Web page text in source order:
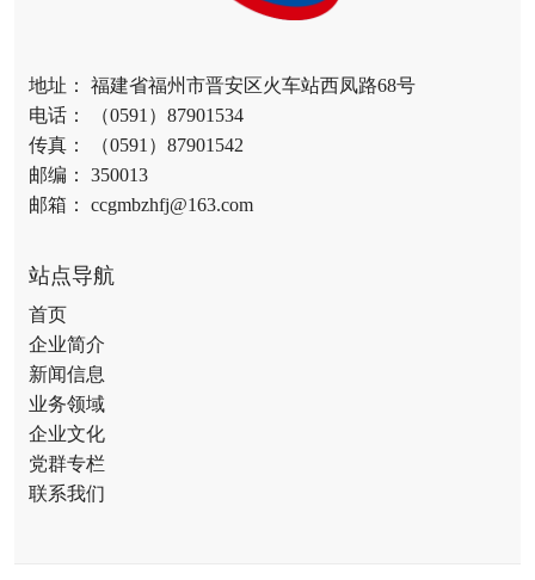
地址： 福建省福州市晋安区火车站西凤路68号
电话： （0591）87901534
传真： （0591）87901542
邮编： 350013
邮箱： ccgmbzhfj@163.com
站点导航
首页
企业简介
新闻信息
业务领域
企业文化
党群专栏
联系我们